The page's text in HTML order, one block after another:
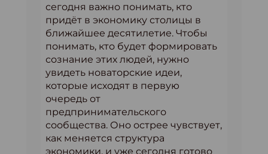
сегодня важно понимать, кто
придёт в экономику столицы в
ближайшее десятилетие. Чтобы
понимать, кто будет формировать
сознание этих людей, нужно
увидеть новаторские идеи,
которые исходят в первую
очередь от
предпринимательского
сообщества. Оно острее чувствует,
как меняется структура
экономики, и уже сегодня готово